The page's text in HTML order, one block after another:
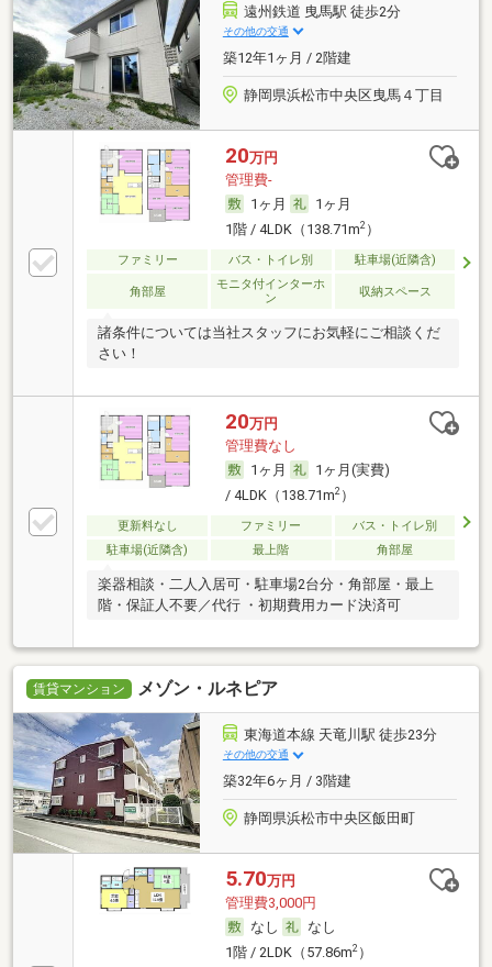
遠州鉄道 曳馬駅 徒歩2分
その他の交通
築12年1ヶ月 / 2階建
静岡県浜松市中央区曳馬４丁目
20万円
管理費-
1ヶ月
1ヶ月
1階 / 4LDK（138.71m2）
ファミリー バス・トイレ別 駐車場(近隣含)
角部屋
モニタ付インターホ
ン
収納スペース
諸条件については当社スタッフにお気軽にご相談くだ
さい！
20万円
管理費なし
1ヶ月
1ヶ月(実費)
/ 4LDK（138.71m2）
更新料なし ファミリー
バス・トイレ別
駐車場(近隣含)
最上階 角部屋
楽器相談・二人入居可・駐車場2台分・角部屋・最上
階・保証人不要／代行 ・初期費用カード決済可
賃貸マンション メゾン・ルネピア
東海道本線 天竜川駅 徒歩23分
その他の交通
築32年6ヶ月 / 3階建
静岡県浜松市中央区飯田町
5.70万円
管理費3,000円
なし
なし
1階 / 2LDK（57.86m2）